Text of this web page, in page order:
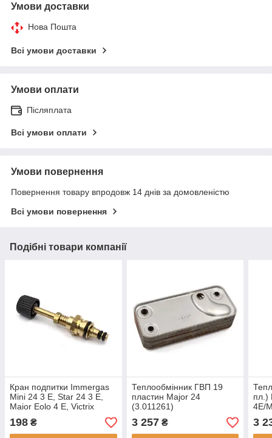
Умови доставки
Нова Пошта
Всі умови доставки
Умови оплати
Післяплата
Всі умови оплати
Умови повернення
Повернення товару впродовж 14 днів за домовленістю
Всі умови повернення
Подібні товари компанії
Кран подпитки Immergas
Mini 24 3 Е, Star 24 3 E,
Maior Eolo 4 E, Victrix
T5.030
198 ₴
Теплообмінник ГВП 19
пластин Major 24
(3.011261)
3 257₴
пл.)
4E/
3